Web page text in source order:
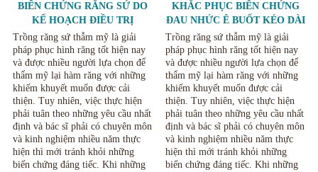
BIẾN CHỨNG RĂNG SỨ DO
KẾ HOẠCH ĐIỀU TRỊ
KHÔNG RÕ RÀNG.
Trồng răng sứ thẫm mỹ là giải
pháp phục hình răng tốt hiện nay
và được nhiều người lựa chọn để
thẩm mỹ lại hàm răng với những
khiếm khuyết muốn được cải
thiện. Tuy nhiên, việc thực hiện
phải tuân theo những yêu cầu nhất
định và bác sĩ phải có chuyên môn
và kinh nghiệm nhiều năm thực
hiện thì mới tránh khỏi những
biến chứng đáng tiếc. Khi những
KHẮC PHỤC BIẾN CHỨNG
ĐAU NHỨC Ê BUỐT KÉO DÀI
KHI LÀM RĂNG SỨ
Trồng răng sứ thẫm mỹ là giải
pháp phục hình răng tốt hiện nay
và được nhiều người lựa chọn để
thẩm mỹ lại hàm răng với những
khiếm khuyết muốn được cải
thiện. Tuy nhiên, việc thực hiện
phải tuân theo những yêu cầu nhất
định và bác sĩ phải có chuyên môn
và kinh nghiệm nhiều năm thực
hiện thì mới tránh khỏi những
biến chứng đáng tiếc. Khi những